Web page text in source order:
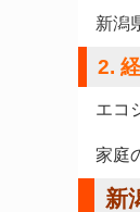
新潟
2.
エコ
家庭
新